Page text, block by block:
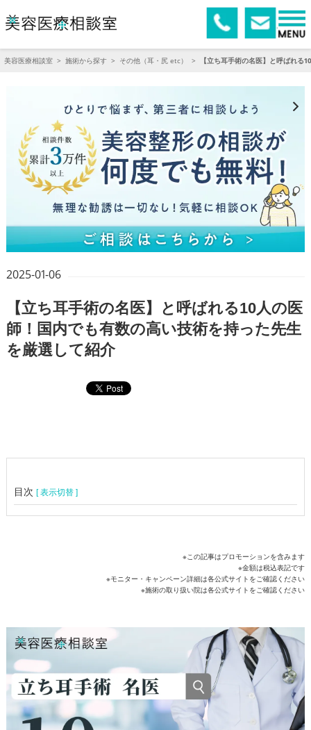
美容医療相談室 > 施術から探す > その他（耳・尻 etc） > 【立ち耳手術の名医】と呼ばれる
2025-01-06
【立ち耳手術の名医】と呼ばれる10人の医
師！国内でも有数の高い技術を持った先生
を厳選して紹介
目次[ 表示切替 ]
※この記事はプロモーションを含みます
※金額は税込表記です
※モニター・キャンペーン詳細は各公式サイトをご確認ください